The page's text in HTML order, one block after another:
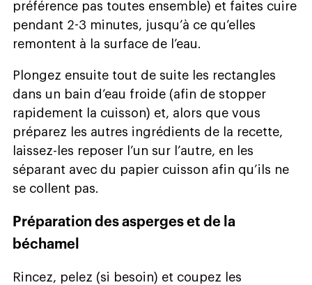
préférence pas toutes ensemble) et faites cuire
pendant 2-3 minutes, jusqu’à ce qu’elles
remontent à la surface de l’eau.
Plongez ensuite tout de suite les rectangles
dans un bain d’eau froide (afin de stopper
rapidement la cuisson) et, alors que vous
préparez les autres ingrédients de la recette,
laissez-les reposer l’un sur l’autre, en les
séparant avec du papier cuisson afin qu’ils ne
se collent pas.
Préparation des asperges et de la
béchamel
Rincez, pelez (si besoin) et coupez les